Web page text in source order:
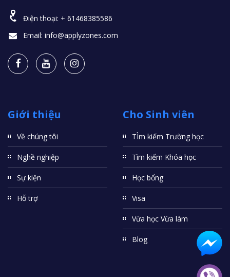
Điện thoại: + 61468385586
Email: info@applyzones.com
Giới thiệu
Về chúng tôi
Nghề nghiệp
Sự kiện
Hỗ trợ
Cho Sinh viên
TÌm kiếm Trường học
Tìm kiếm Khóa học
Học bổng
Visa
Vừa học Vừa làm
Blog